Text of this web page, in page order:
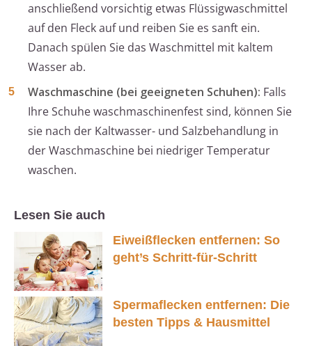
anschließend vorsichtig etwas Flüssigwaschmittel
auf den Fleck auf und reiben Sie es sanft ein.
Danach spülen Sie das Waschmittel mit kaltem
Wasser ab.
Waschmaschine (bei geeigneten Schuhen): Falls
Ihre Schuhe waschmaschinenfest sind, können Sie
sie nach der Kaltwasser- und Salzbehandlung in
der Waschmaschine bei niedriger Temperatur
waschen.
Lesen Sie auch
Eiweißflecken entfernen: So
geht’s Schritt-für-Schritt
Spermaflecken entfernen: Die
besten Tipps & Hausmittel